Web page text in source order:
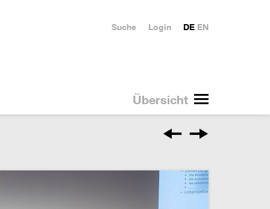
Übersicht
DE EN
Login
Suche